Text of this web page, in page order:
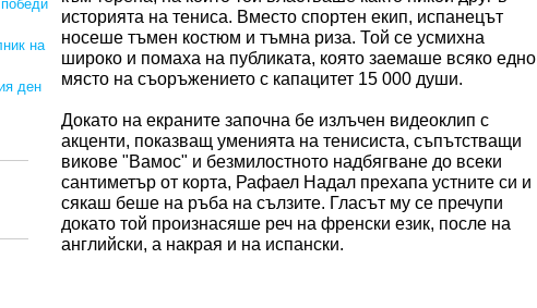
на
ден
историята на тениса. Вместо спортен екип, испанецът
носеше тъмен костюм и тъмна риза. Той се усмихна
широко и помаха на публиката, която заемаше всяко едно
място на съоръжението с капацитет 15 000 души.
Докато на екраните започна бе излъчен видеоклип с
акценти, показващ уменията на тенисиста, съпътстващи
викове "Вамос" и безмилостното надбягване до всеки
сантиметър от корта, Рафаел Надал прехапа устните си и
сякаш беше на ръба на сълзите. Гласът му се пречупи
докато той произнасяше реч на френски език, после на
английски, а накрая и на испански.